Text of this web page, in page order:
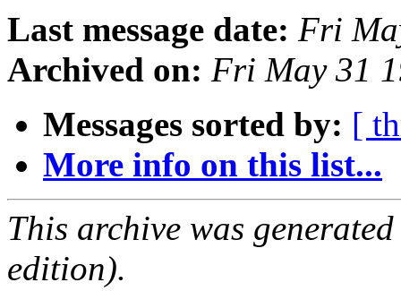
Last message date: Fri
Archived on: Fri May 31
Messages sorted by: [
More info on this list...
This archive was
edition).